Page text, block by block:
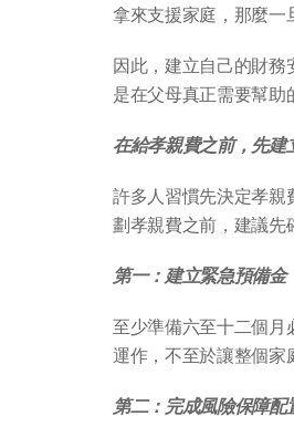
拿來支援家庭，那麼一
因此，建立自己的財
是在父母真正需要幫助
在給孝親費之前，先建
許多人習慣先決定孝親
劃孝親費之前，建議先
第一：建立緊急預備金
至少準備六至十二個月
運作，不至於讓整個家
第二：完成風險保障配